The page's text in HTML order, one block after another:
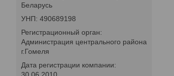
Беларусь
УНП: 490689198
Регистрационный орган:
Администрация центрального района
г.Гомеля
Дата регистрации компании:
30.06.2010